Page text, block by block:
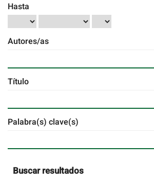
Hasta
Autores/as
Título
Palabra(s) clave(s)
Buscar resultados